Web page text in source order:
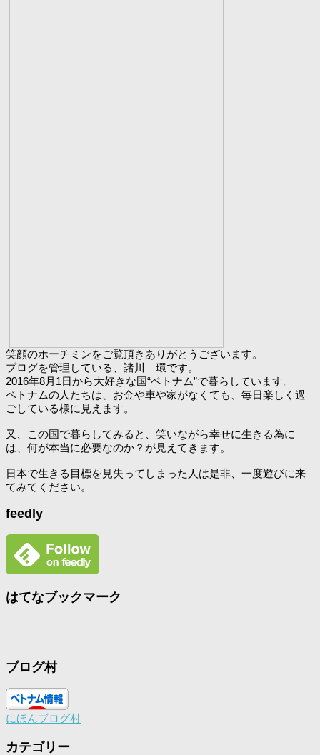
笑顔のホーチミンをご覧頂きありがとうございます。
ブログを管理している、諸川 環です。
2016年8月1日から大好きな国“ベトナム”で暮らしています。
ベトナムの人たちは、お金や車や家がなくても、毎日楽しく過
ごしている様に見えます。
又、この国で暮らしてみると、笑いながら幸せに生きる為に
は、何が本当に必要なのか？が見えてきます。
日本で生きる目標を見失ってしまった人は是非、一度遊びに来
てみてください。
feedly
はてなブックマーク
ブログ村
にほんブログ村
カテゴリー